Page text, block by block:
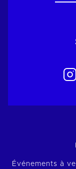
Événements à